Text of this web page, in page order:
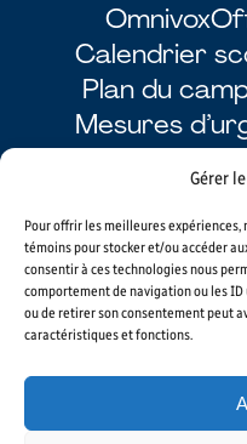
Gérer
Pour offrir les meilleures
témoins pour stocker et/ou accéder
consentir à ces technologies nous
comportement de navigation ou les
ou de retirer son consentement peut
caractéristiques et fonctions.
Omnivox
Calendrier
Plan du
Mesures
Facebook
© 2026 CÉGEP DE
PLAN DU SITE